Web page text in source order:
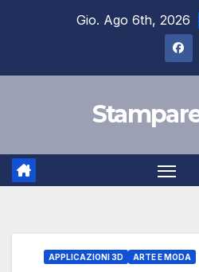
Gio. Ago 6th, 2026
APPLICAZIONI 3D ARTE E MODA